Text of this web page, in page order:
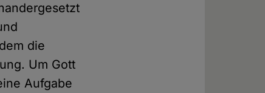
die
Um Gott
Aufgabe